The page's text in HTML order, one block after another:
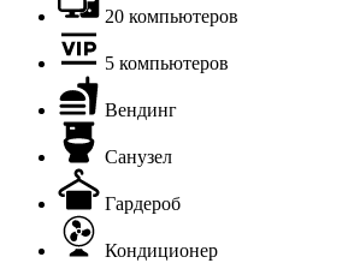
20 компьютеров
5 компьютеров
Вендинг
Санузел
Гардероб
Кондиционер